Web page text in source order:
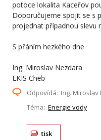
potoce lokalita Kaceřov
Doporučujeme spojit se s
projednat případnou slevu
S přáním hezkého dne
Ing. Miroslav Nezdara
EKIS Cheb
Odpovídá: Ing. Miroslav
Téma: Energie vody
tisk